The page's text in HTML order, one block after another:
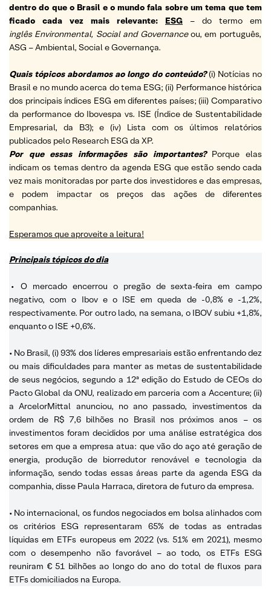
dentro do que o Brasil e o mundo fala sobre um tema que tem
ficado cada vez mais relevante:
ESG
– do termo em
inglês Environmental, Social and Governanceou, em português,
ASG – Ambiental, Social e Governança.
Quais tópicos abordamos ao longo do conteúdo? (i) Notícias no
Brasil e no mundo acerca do tema ESG; (ii) Performance histórica
dos principais índices ESG em diferentes países; (iii) Comparativo
da performance do Ibovespa vs. ISE (Índice de Sustentabilidade
Empresarial, da B3); e (iv) Lista com os últimos relatórios
publicados pelo Research ESG da XP.
Por que essas informações são importantes? Porque elas
indicam os temas dentro da agenda ESG que estão sendo cada
vez mais monitoradas por parte dos investidores e das empresas,
e podem impactar os preços das ações de diferentes
companhias.
Esperamos que aproveite a leitura!
Principais tópicos do dia
•
O mercado encerrou o pregão de sexta-feira em campo
negativo, com o Ibov e o ISE em queda de -0,8% e -1,2%,
respectivamente. Por outro lado, na semana, o IBOV subiu +1,8%,
enquanto o ISE +0,6%.
• No Brasil, (i) 93% dos líderes empresariais estão enfrentando dez
ou mais dificuldades para manter as metas de sustentabilidade
de seus negócios, segundo a 12ª edição do Estudo de CEOs do
Pacto Global da ONU, realizado em parceria com a Accenture; (ii)
a ArcelorMittal anunciou, no ano passado, investimentos da
ordem de R$ 7,6 bilhões no Brasil nos próximos anos – os
investimentos foram decididos por uma análise estratégica dos
setores em que a empresa atua: que vão do aço até geração de
energia, produção de biorredutor renovável e tecnologia da
informação, sendo todas essas áreas parte da agenda ESG da
companhia, disse Paula Harraca, diretora de futuro da empresa.
• No internacional, os fundos negociados em bolsa alinhados com
os critérios ESG representaram 65% de todas as entradas
líquidas em ETFs europeus em 2022 (vs. 51% em 2021), mesmo
com o desempenho não favorável – ao todo, os ETFs ESG
reuniram € 51 bilhões ao longo do ano do total de fluxos para
ETFs domiciliados na Europa.